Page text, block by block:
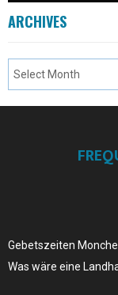
ARCHIVES
Gebetszeiten
Was wäre eine